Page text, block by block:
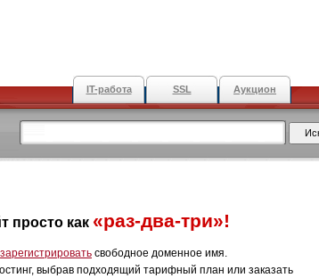
IT-работа SSL Аукцион
просто как «раз-два-три»!
зарегистрировать свободное доменное имя.
выбрав подходящий тарифный план или заказать